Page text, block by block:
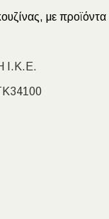
με προϊόντα
Ι.Κ.Ε.